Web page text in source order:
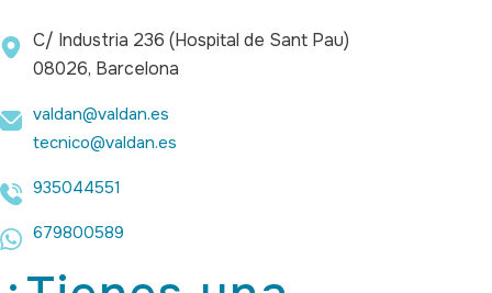
C/ Industria 236 (Hospital de Sant Pau)
08026, Barcelona
valdan@valdan.es
tecnico@valdan.es
935044551
679800589